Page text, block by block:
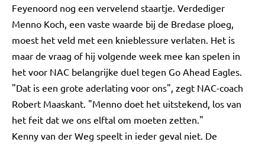
Feyenoord nog een vervelend staartje. Verdediger
Menno Koch, een vaste waarde bij de Bredase ploeg,
moest het veld met een knieblessure verlaten. Het is
maar de vraag of hij volgende week mee kan spelen in
het voor NAC belangrijke duel tegen Go Ahead Eagles.
"Dat is een grote aderlating voor ons", zegt NAC-coach
Robert Maaskant. "Menno doet het uitstekend, los van
het feit dat we ons elftal om moeten zetten."
Kenny van der Weg speelt in ieder geval niet. De